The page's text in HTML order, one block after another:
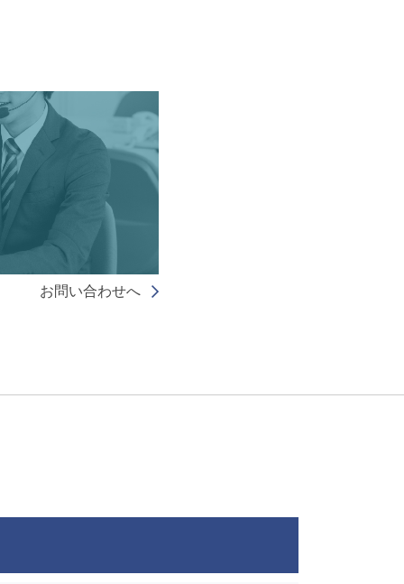
お問い合わせへ